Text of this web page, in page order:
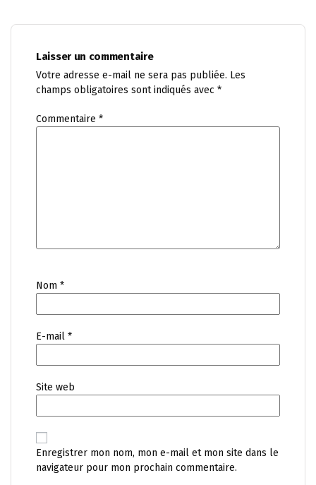
Laisser un commentaire
Votre adresse e-mail ne sera pas publiée. Les
champs obligatoires sont indiqués avec *
Commentaire *
Nom *
E-mail *
Site web
Enregistrer mon nom, mon e-mail et mon site dans le
navigateur pour mon prochain commentaire.